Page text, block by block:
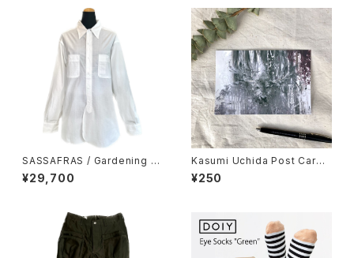
SASSAFRAS / Gardening At
Night Shirt
¥29,700
Kasumi Uchida Post Card
(Deer)
¥250